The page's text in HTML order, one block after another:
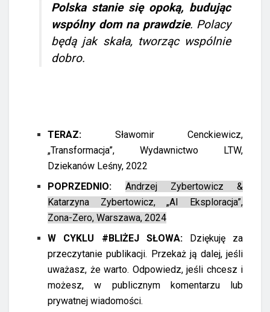
Polska stanie się opoką, budując
wspólny dom na prawdzie. Polacy
będą jak skała, tworząc wspólnie
dobro.
TERAZ: Sławomir Cenckiewicz,
„Transformacja”, Wydawnictwo LTW,
Dziekanów Leśny, 2022
POPRZEDNIO:
Andrzej Zybertowicz &
Katarzyna Zybertowicz, „AI Eksploracja”,
Zona-Zero, Warszawa, 2024
W CYKLU #BLIŻEJ SŁOWA:Dziękuję za
przeczytanie publikacji. Przekaż ją dalej, jeśli
uważasz, że warto. Odpowiedz, jeśli chcesz i
możesz, w publicznym komentarzu lub
prywatnej wiadomości.